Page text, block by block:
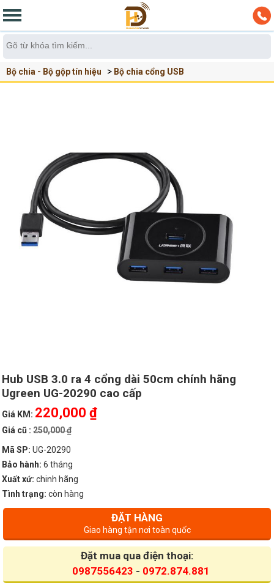
Bộ chia - Bộ gộp tín hiệu Bộ chia cổng USB
Hub USB 3.0 ra 4 cổng dài 50cm chính hãng
Ugreen UG-20290 cao cấp
Giá KM: 220,000 ₫
Giá cũ : 250,000 ₫
Mã SP: UG-20290
Bảo hành: 6 tháng
Xuất xứ: chinh hãng
Tình trạng: còn hàng
ĐẶT HÀNG
Giao hàng tận nơi toàn quốc
Đặt mua qua điện thoại:
0987556423 - 0972.874.881